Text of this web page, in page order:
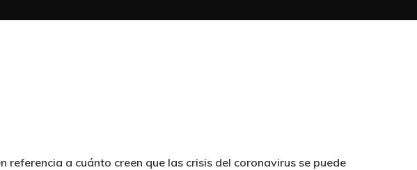
a cuánto creen que las crisis del coronavirus se puede